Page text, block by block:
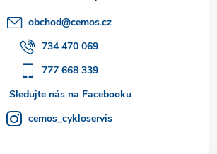
obchod@cemos.cz
734 470 069
777 668 339
Sledujte nás na Facebooku
cemos_cykloservis